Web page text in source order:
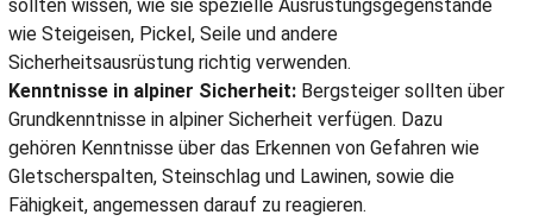
sollten wissen, wie sie spezielle Ausrüstungsgegenstände
wie Steigeisen, Pickel, Seile und andere
Sicherheitsausrüstung richtig verwenden.
Kenntnisse in alpiner Sicherheit: Bergsteiger sollten über
Grundkenntnisse in alpiner Sicherheit verfügen. Dazu
gehören Kenntnisse über das Erkennen von Gefahren wie
Gletscherspalten, Steinschlag und Lawinen, sowie die
Fähigkeit, angemessen darauf zu reagieren.